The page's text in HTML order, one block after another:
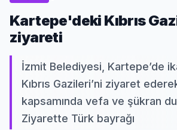
Kartepe'deki Kıbrıs
ziyareti
İzmit Belediyesi, Kartepe’de
Kıbrıs Gazileri’ni ziyaret
kapsamında vefa ve şükran
Ziyarette Türk bayrağı